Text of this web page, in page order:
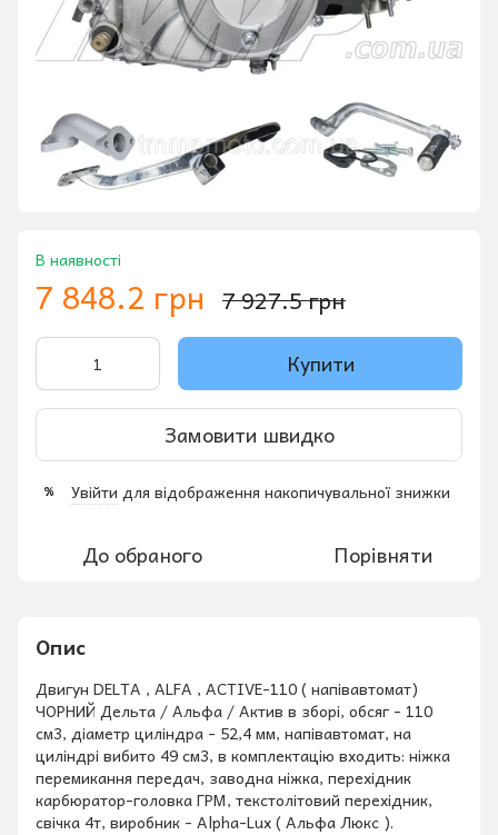
В наявності
7 848.2 грн 7 927.5 грн
Купити
Замовити швидко
% Увійти для відображення накопичувальної знижки
До обраного Порівняти
Опис
Двигун DELTA , ALFA , ACTIVE-110 ( напівавтомат)
ЧОРНИЙ Дельта / Альфа / Актив в зборі, обсяг - 110
см3, діаметр циліндра - 52,4 мм, напівавтомат, на
циліндрі вибито 49 см3, в комплектацію входить: ніжка
перемикання передач, заводна ніжка, перехідник
карбюратор-головка ГРМ, текстолітовий перехідник,
свічка 4т, виробник - Аlpha-Lux ( Альфа Люкс ).